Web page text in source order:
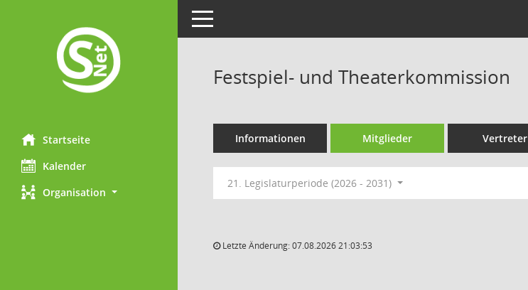
Startseite
Kalender
Organisation
Toggle navigation
Festspiel- und Theaterkommission
Informationen Mitglieder Vertreter
21. Legislaturperiode (2026 - 2031)
Letzte Änderung: 07.08.2026 21:03:53